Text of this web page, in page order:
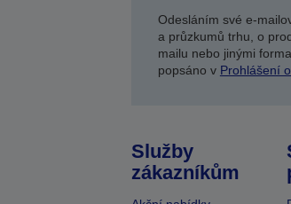
Odesláním své e-
a průzkumů trhu, o
mailu nebo jinými
popsáno v Prohlášení
Služby
zákazníkům